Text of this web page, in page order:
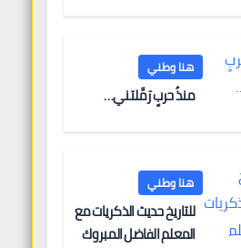
هنا وطني
منذُ حربٍ رَمَّلتني…
هنا وطني
للتاريخ حديث الذكريات مع
المعلم الفاضل المبروك